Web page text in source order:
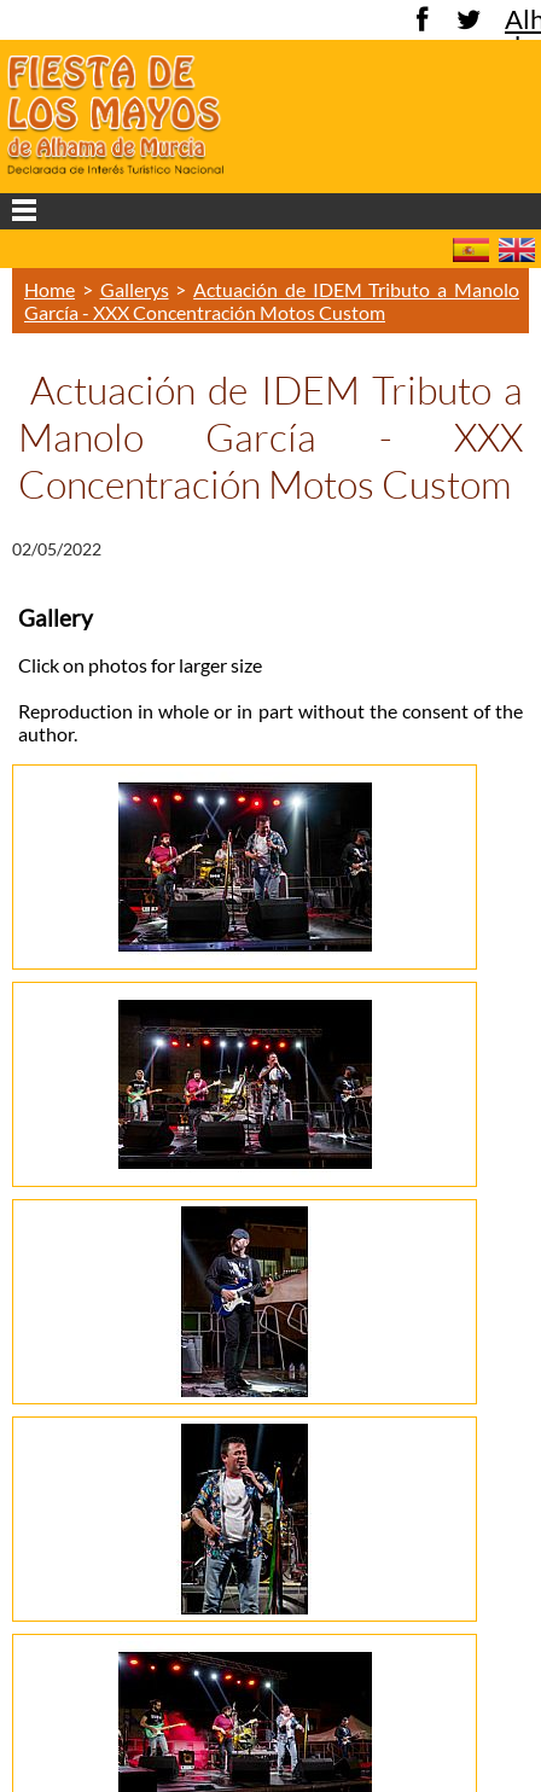
de
Home > Gallerys>Actuación de IDEM Tributo a Manolo
García - XXX Concentración Motos Custom
Actuación de IDEM Tributo a
Manolo García - XXX
Concentración Motos Custom
02/05/2022
Gallery
Click on photos for larger size
Reproduction in whole or in part without the consent of the
author.